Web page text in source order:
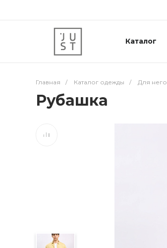
Каталог
Главная / Каталог одежды / Для него
Рубашка